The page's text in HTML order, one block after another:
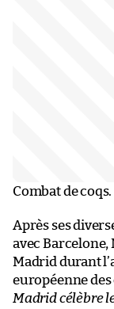
Combat de coqs.
Après ses
avec Barcelone,
Madrid durant
européenne
Madrid célèbre